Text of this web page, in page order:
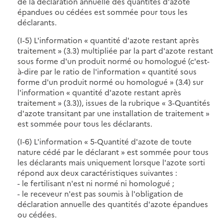
épandues ou cédées est sommée pour tous les
déclarants.
(I-5) L'information « quantité d'azote restant après
traitement » (3.3) multipliée par la part d'azote restant
sous forme d'un produit normé ou homologué (c'est-
à-dire par le ratio de l'information « quantité sous
forme d'un produit normé ou homologué » (3.4) sur
l'information « quantité d'azote restant après
traitement » (3.3)), issues de la rubrique « 3-Quantités
d'azote transitant par une installation de traitement »
est sommée pour tous les déclarants.
(I-6) L'information « 5-Quantité d'azote de toute
nature cédé par le déclarant » est sommée pour tous
les déclarants mais uniquement lorsque l'azote sorti
répond aux deux caractéristiques suivantes :
- le fertilisant n'est ni normé ni homologué ;
- le receveur n'est pas soumis à l'obligation de
déclaration annuelle des quantités d'azote épandues
ou cédées.